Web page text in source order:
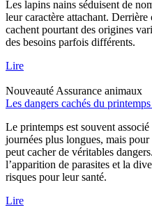
Les lapins nains séduisent de
leur caractère attachant.
cachent pourtant des origines
des besoins parfois différents.
Lire
NouveautéAssurance animaux
Les dangers cachés du
Le printemps est souvent
journées plus longues, mais
peut cacher de véritables
l’apparition de parasites et la
risques pour leur santé.
Lire